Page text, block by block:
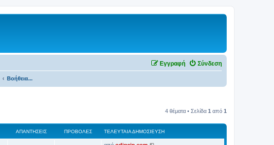
Σύνδεση
Εγγραφή
Βοήθεια...
4 θέματα • Σελίδα 1 από 1
ΑΠΑΝΤΉΣΕΙΣ ΠΡΟΒΟΛΈΣ ΤΕΛΕΥΤΑΊΑ ΔΗΜΟΣΊΕΥΣΗ